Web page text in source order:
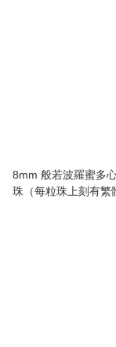
8mm 般若波羅蜜多
珠（每粒珠上刻有繁